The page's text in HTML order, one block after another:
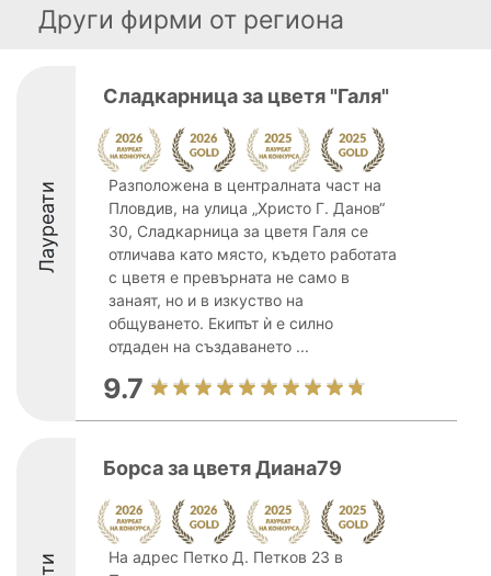
Други фирми от региона
Лауреати
Сладкарница за цветя "Галя"
Разположена в централната част на
Пловдив, на улица „Христо Г. Данов“
30, Сладкарница за цветя Галя се
отличава като място, където работата
с цветя е превърната не само в
занаят, но и в изкуство на
общуването. Екипът ѝ е силно
отдаден на създаването ...
9.7
Борса за цветя Диана79
На адрес Петко Д. Петков 23 в